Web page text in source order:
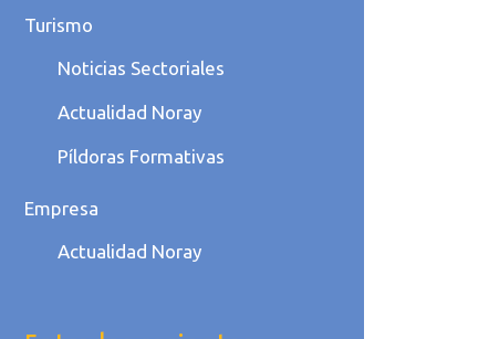
Turismo
Noticias Sectoriales
Actualidad Noray
Píldoras Formativas
Empresa
Actualidad Noray